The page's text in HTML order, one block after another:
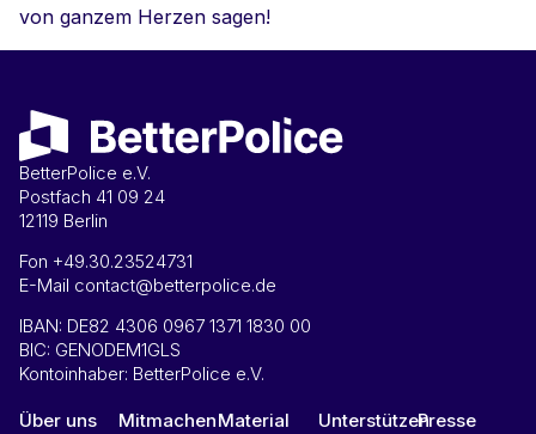
von ganzem Herzen sagen!
BetterPolice e.V.
Postfach 41 09 24
12119 Berlin
Fon +49.30.23524731
E-Mail contact@betterpolice.de
IBAN: DE82 4306 0967 1371 1830 00
BIC: GENODEM1GLS
Kontoinhaber: BetterPolice e.V.
Über uns
MitmachenMaterial
UnterstützenPresse